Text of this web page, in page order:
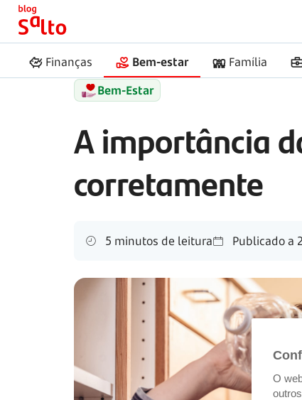
Finanças Bem-estar Família
Início
Bem-Estar
A importância
corretamente
5 minutos de leitura Publicado a
O